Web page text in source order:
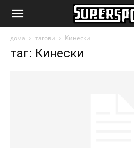
SuperSport.mk
дома тагови Кинески
таг: Кинески